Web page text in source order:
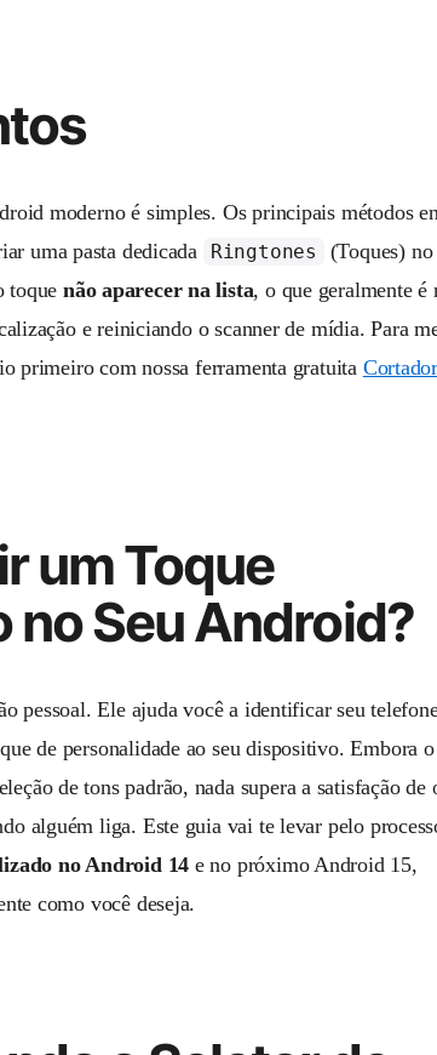
moderno é simples. Os principais métodos
uma pasta dedicada Ringtones
(Toques) no
toque não aparecer na lista, o que geralmente é
e reiniciando o scanner de mídia. Para
primeiro com nossa ferramenta gratuita
um Toque
no Seu Android?
pessoal. Ele ajuda você a identificar seu
de personalidade ao seu dispositivo. Embora
de tons padrão, nada supera a satisfação de
alguém liga. Este guia vai te levar pelo
no Android 14 e no próximo Android 15,
como você deseja.